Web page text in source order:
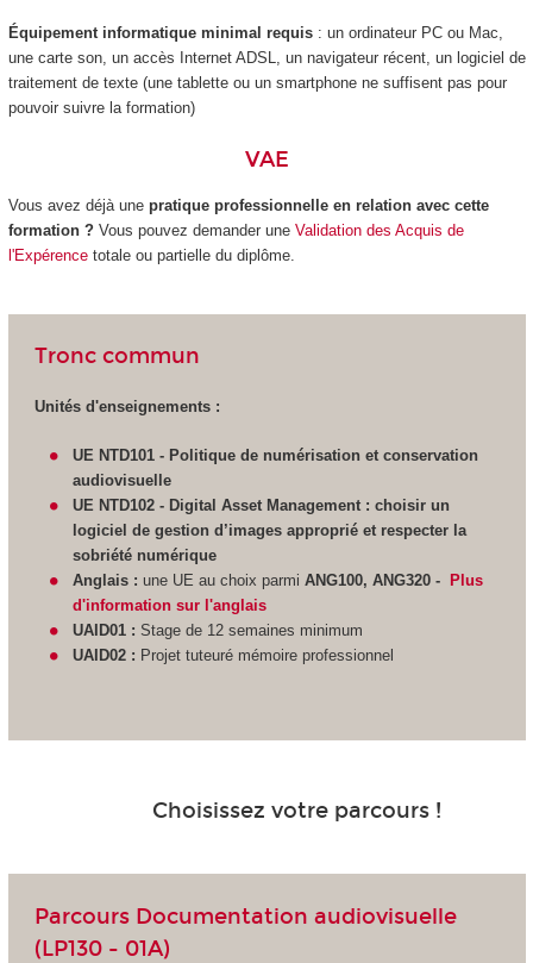
Équipement informatique minimal requis : un ordinateur PC ou Mac,
une carte son, un accès Internet ADSL, un navigateur récent, un logiciel de
traitement de texte (une tablette ou un smartphone ne suffisent pas pour
pouvoir suivre la formation)
VAE
Vous avez déjà unepratique professionnelle en relation avec cette
formation ?Vous pouvez demander une Validation des Acquis de
l'Expérencetotale ou partielle du diplôme.
Tronc commun
Unités d'enseignements :
UE NTD101 - Politique de numérisation et conservation
audiovisuelle
UE NTD102 - Digital Asset Management : choisir un
logiciel de gestion d’images approprié et respecter la
sobriété numérique
Anglais : une UE au choix parmiANG100, ANG320 -
Plus
d'information sur l'anglais
UAID01 :Stage de 12 semaines minimum
UAID02 : Projet tuteuré mémoire professionnel
Choisissez votre parcours !
Parcours Documentation audiovisuelle
(LP130 - 01A)